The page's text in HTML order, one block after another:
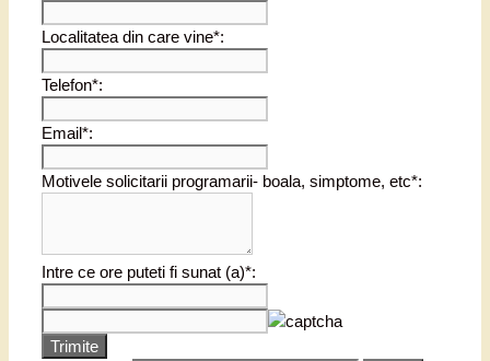
Localitatea din care vine*:
Telefon*:
Email*:
Motivele solicitarii programarii- boala, simptome, etc*:
Intre ce ore puteti fi sunat (a)*:
Trimite